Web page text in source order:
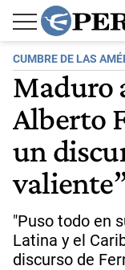
CUMBRE DE LAS
Maduro
Alberto
un
"Puso todo en
Latina y el
discurso de